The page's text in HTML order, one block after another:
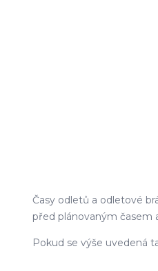
Časy odletů a odletové
před plánovaným časem
Pokud se výše uvedená